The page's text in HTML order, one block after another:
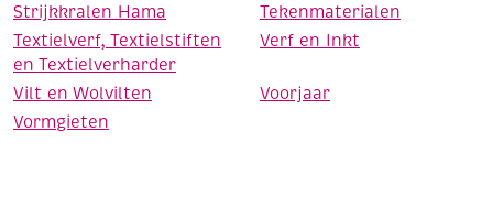
Strijkkralen Hama
Tekenmaterialen
Textielverf, Textielstiften
en Textielverharder
Verf en Inkt
Vilt en Wolvilten
Voorjaar
Vormgieten